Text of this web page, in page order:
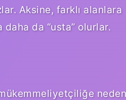
Aksine, farklı alanlara
da “usta” olurlar.
neden